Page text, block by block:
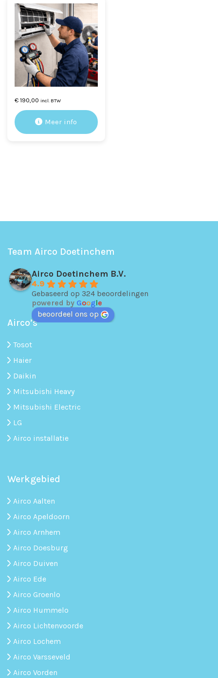
€ 190,00 incl. BTW
Meer info
Team Airco Doetinchem
Airco Doetinchem B.V.
4.9
Gebaseerd op 324 beoordelingen
powered by Google
beoordeel ons op
Airco’s
Tosot
Haier
Daikin
Mitsubishi Heavy
Mitsubishi Electric
LG
Airco installatie
Werkgebied
Airco Aalten
Airco Apeldoorn
Airco Arnhem
Airco Doesburg
Airco Duiven
Airco Ede
Airco Groenlo
Airco Hummelo
Airco Lichtenvoorde
Airco Lochem
Airco Varsseveld
Airco Vorden